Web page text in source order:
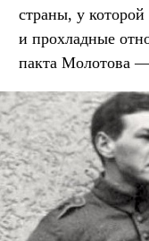
страны, у
и прохладные
пакта Молотова